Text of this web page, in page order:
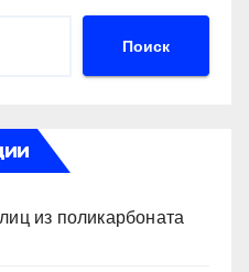
Поиск
из поликарбоната